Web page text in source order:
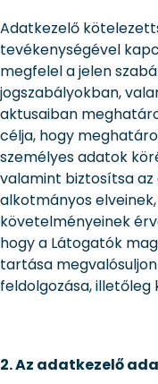
Adatkezelő
tevékenységével
megfelel a jelen
jogszabályokban,
aktusaiban
célja, hogy
személyes adatok
valamint biztosítsa
alkotmányos
követelményeinek
hogy a Látogatók
tartása
feldolgozása, illetőleg
2. Az adatkezelő